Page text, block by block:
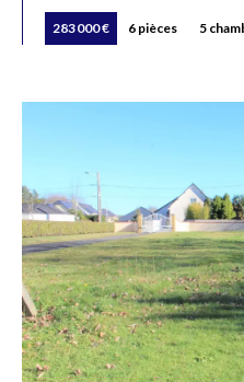
283 000 € 6 pièces 5